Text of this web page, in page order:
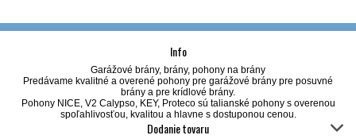
Info
Garážové brány, brány, pohony na brány
Predávame kvalitné a overené pohony pre garážové brány pre posuvné
brány a pre krídlové brány.
Pohony NICE, V2 Calypso, KEY, Proteco sú talianské pohony s overenou
spoľahlivosťou, kvalitou a hlavne s dostuponou cenou.
Dodanie tovaru